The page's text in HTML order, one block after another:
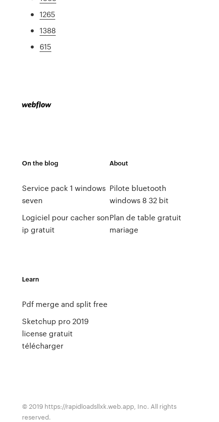
1265
1388
615
On the blog
Service pack 1 windows
seven
Logiciel pour cacher son
ip gratuit
About
Pilote bluetooth
windows 8 32 bit
Plan de table gratuit
mariage
Learn
Pdf merge and split free
Sketchup pro 2019
license gratuit
télécharger
© 2019 https://rapidloadsllxk.web.app, Inc. All rights
reserved.